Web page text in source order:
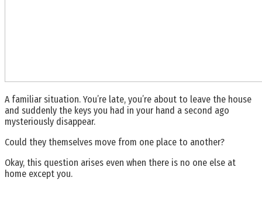
A familiar situation. You’re late, you’re about to leave the house
and suddenly the keys you had in your hand a second ago
mysteriously disappear.
Could they themselves move from one place to another?
Okay, this question arises even when there is no one else at
home except you.